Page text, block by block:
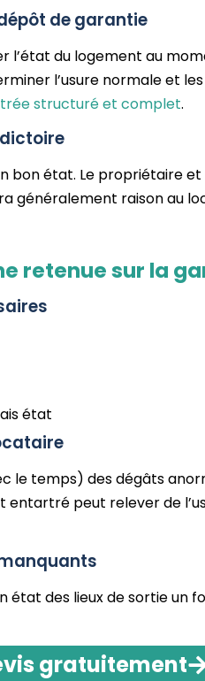
de garantie
du logement au
l’usure normale et
structuré et complet.
bon état. Le propriétaire
généralement raison au
retenue sur la
état
le temps) des dégâts
peut relever de
des lieux de sortie un
gratuitement